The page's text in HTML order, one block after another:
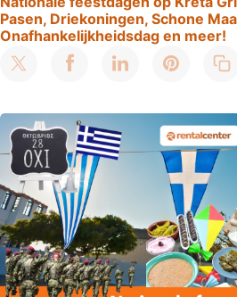
Pasen, Driekoningen, Schone
Onafhankelijkheidsdag en meer!